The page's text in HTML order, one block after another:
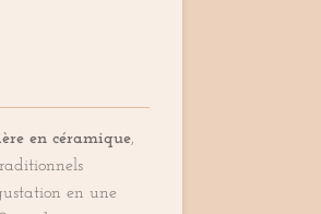
en céramique,
en une